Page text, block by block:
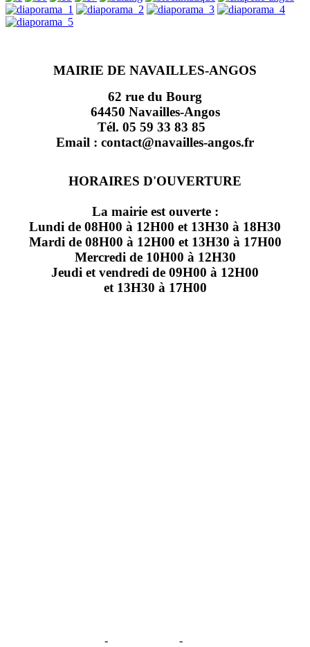
MAIRIE DE NAVAILLES-ANGOS
62 rue du Bourg
64450 Navailles-Angos
Tél. 05 59 33 83 85
Email : contact@navailles-angos.fr
HORAIRES D'OUVERTURE
La mairie est ouverte :
Lundi de 08H00 à 12H00 et 13H30 à 18H30
Mardi de 08H00 à 12H00 et 13H30 à 17H00
Mercredi de 10H00 à 12H30
Jeudi et vendredi de 09H00 à 12H00
et 13H30 à 17H00
- -